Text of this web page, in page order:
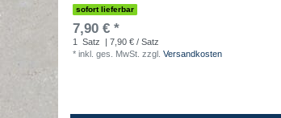
sofort lieferbar
7,90 € *
1 Satz
| 7,90 € / Satz
* inkl. ges. MwSt. zzgl. Versandkosten